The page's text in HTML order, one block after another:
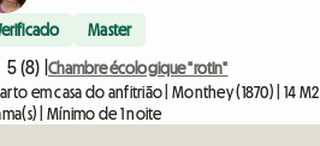
Master
5 (8) | Chambre écologique "rotin"
em casa do anfitrião | Monthey (1870) | 14 M2
| Mínimo de 1 noite